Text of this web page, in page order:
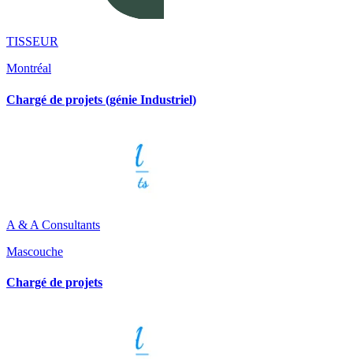
TISSEUR
Montréal
Chargé de projets (génie Industriel)
A & A Consultants
Mascouche
Chargé de projets